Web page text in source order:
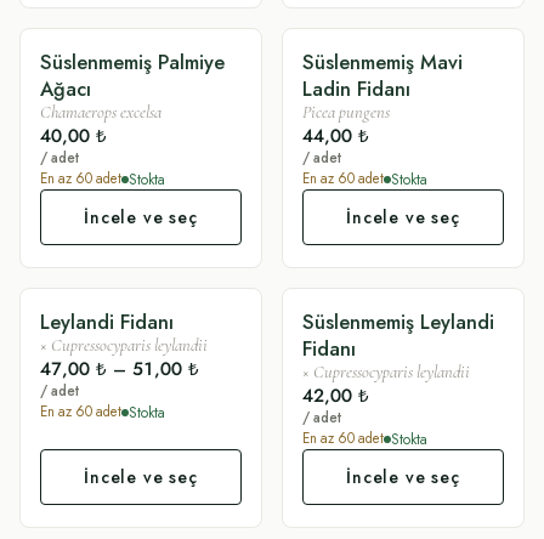
SADE
Süslenmemiş Palmiye
Ağacı
Chamaerops excelsa
40,00 ₺
/ adet
En az 60adet Stokta
İncele ve seç
SADE
Süslenmemiş Mavi
Ladin Fidanı
Picea pungens
44,00 ₺
/ adet
En az 60adet Stokta
İncele ve seç
SÜSLÜ
Leylandi Fidanı
× Cupressocyparis leylandii
47,00 ₺ – 51,00 ₺
/ adet
En az 60adet Stokta
İncele ve seç
SADE
Süslenmemiş Leylandi
Fidanı
× Cupressocyparis leylandii
42,00 ₺
/ adet
En az 60adet Stokta
İncele ve seç